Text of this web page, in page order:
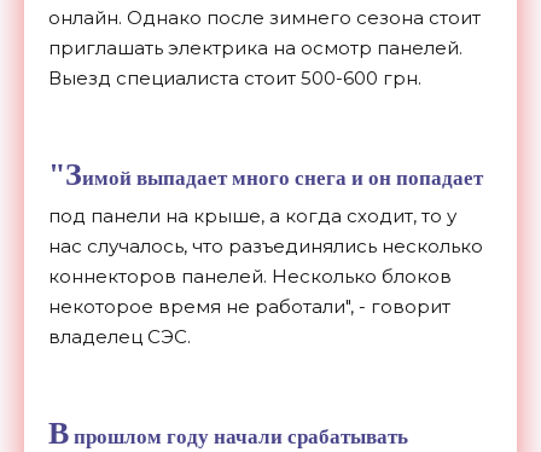
онлайн. Однако после зимнего сезона стоит
приглашать электрика на осмотр панелей.
Выезд специалиста стоит 500-600 грн.
"Зимой выпадает много снега и он попадает
под панели на крыше, а когда сходит, то у
нас случалось, что разъединялись несколько
коннекторов панелей. Несколько блоков
некоторое время не работали", - говорит
владелец СЭС.
Впрошлом году начали срабатывать